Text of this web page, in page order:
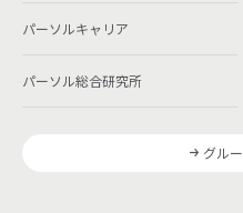
パーソルキャリア
パーソル総合研究所
グル